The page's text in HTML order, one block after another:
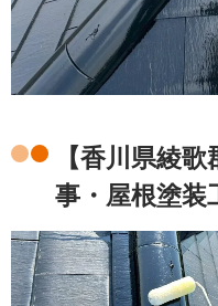
【香川県綾
事・屋根塗装